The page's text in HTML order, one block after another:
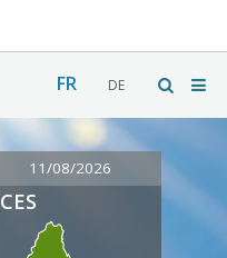
FR DE
11/08/2026